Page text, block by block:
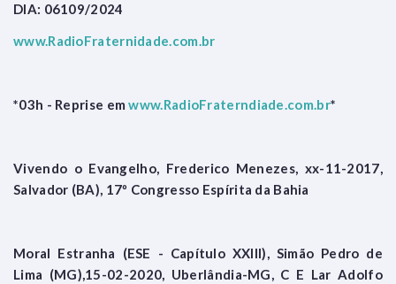
DIA: 06109/2024
www.RadioFraternidade.com.br
*03h - Reprise emwww.RadioFraterndiade.com.br*
Vivendo o Evangelho, Frederico Menezes, xx-11-2017,
Salvador (BA), 17º Congresso Espírita da Bahia
Moral Estranha (ESE - Capítulo XXIII), Simão Pedro de
Lima (MG),15-02-2020, Uberlândia-MG, C E Lar Adolfo